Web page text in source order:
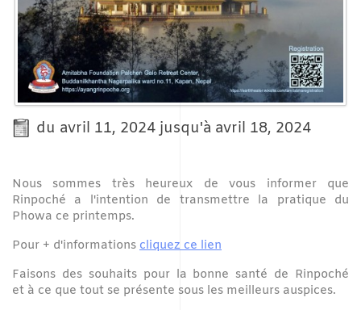
du avril 11, 2024 jusqu'à avril 18, 2024
Nous sommes très heureux de vous informer que
Rinpoché a l'intention de transmettre la pratique du
Phowa ce printemps.
Pour + d'informations cliquez ce lien
Faisons des souhaits pour la bonne santé de Rinpoché
et à ce que tout se présente sous les meilleurs auspices.